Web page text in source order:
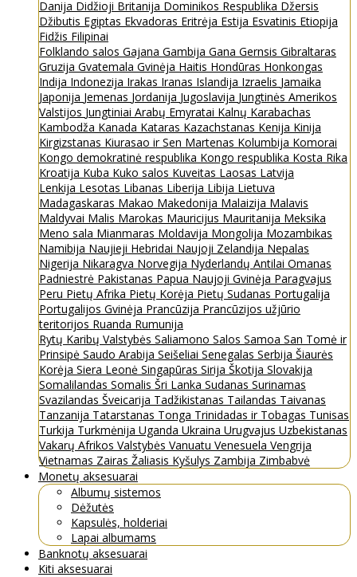
Danija Didžioji Britanija Dominikos Respublika Džersis
Džibutis Egiptas Ekvadoras Eritrėja Estija Esvatinis Etiopija
Fidžis Filipinai
Folklando salos Gajana Gambija Gana Gernsis Gibraltaras
Gruzija Gvatemala Gvinėja Haitis Hondūras Honkongas
Indija Indonezija Irakas Iranas Islandija Izraelis Jamaika
Japonija Jemenas Jordanija Jugoslavija Jungtinės Amerikos
Valstijos Jungtiniai Arabų Emyratai Kalnų Karabachas
Kambodža Kanada Kataras Kazachstanas Kenija Kinija
Kirgizstanas Kiurasao ir Sen Martenas Kolumbija Komorai
Kongo demokratinė respublika Kongo respublika Kosta Rika
Kroatija Kuba Kuko salos Kuveitas Laosas Latvija
Lenkija Lesotas Libanas Liberija Libija Lietuva
Madagaskaras Makao Makedonija Malaizija Malavis
Maldyvai Malis Marokas Mauricijus Mauritanija Meksika
Meno sala Mianmaras Moldavija Mongolija Mozambikas
Namibija Naujieji Hebridai Naujoji Zelandija Nepalas
Nigerija Nikaragva Norvegija Nyderlandų Antilai Omanas
Padniestrė Pakistanas Papua Naujoji Gvinėja Paragvajus
Peru Pietų Afrika Pietų Korėja Pietų Sudanas Portugalija
Portugalijos Gvinėja Prancūzija Prancūzijos užjūrio
teritorijos Ruanda Rumunija
Rytų Karibų Valstybės Saliamono Salos Samoa San Tomė ir
Prinsipė Saudo Arabija Seišeliai Senegalas Serbija Šiaurės
Korėja Siera Leonė Singapūras Sirija Škotija Slovakija
Somalilandas Somalis Šri Lanka Sudanas Surinamas
Svazilandas Šveicarija Tadžikistanas Tailandas Taivanas
Tanzanija Tatarstanas Tonga Trinidadas ir Tobagas Tunisas
Turkija Turkmėnija Uganda Ukraina Urugvajus Uzbekistanas
Vakarų Afrikos Valstybės Vanuatu Venesuela Vengrija
Vietnamas Zairas Žaliasis Kyšulys Zambija Zimbabvė
Monetų aksesuarai
Albumų sistemos
Dėžutės
Kapsulės, holderiai
Lapai albumams
Banknotų aksesuarai
Kiti aksesuarai